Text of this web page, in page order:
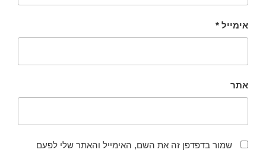
אימייל *
אתר
שמור בדפדפן זה את השם, האימייל והאתר שלי לפעם